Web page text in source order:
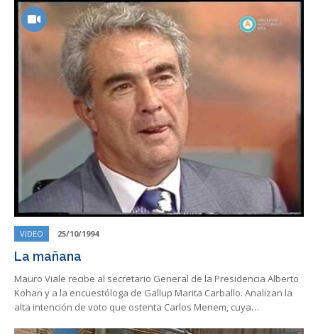
VIDEO 25/10/1994
La mañana
Mauro Viale recibe al secretario General de la Presidencia Alberto
Kohan y a la encuestóloga de Gallup Marita Carballo. Analizan la
alta intención de voto que ostenta Carlos Menem, cuya…